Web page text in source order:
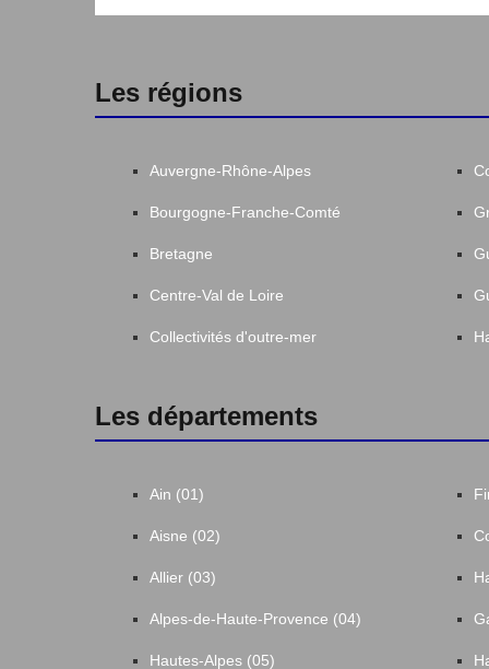
Les régions
Auvergne-Rhône-Alpes
Bourgogne-Franche-Comté
Bretagne
Centre-Val de Loire
Collectivités d'outre-mer
Les départements
Ain (01)
Aisne (02)
Allier (03)
Alpes-de-Haute-Provence (04)
Hautes-Alpes (05)